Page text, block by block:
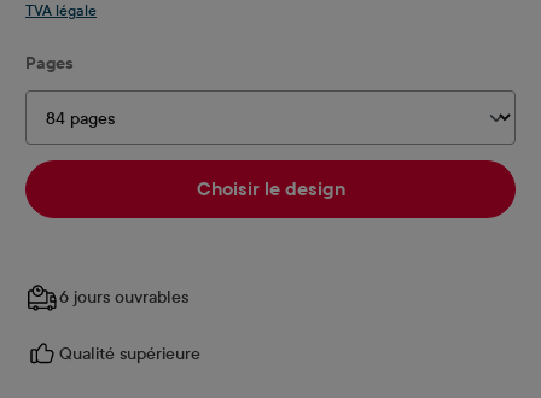
TVA légale
Sélectionnez
Pages
Choisir le design
6 jours ouvrables
Qualité supérieure